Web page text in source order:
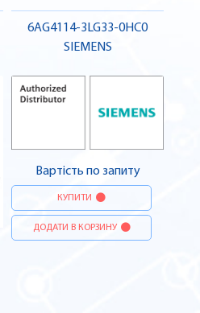
6AG4114-3LG33-0HC0
SIEMENS
Вартість по запиту
КУПИТИ
ДОДАТИ В КОРЗИНУ